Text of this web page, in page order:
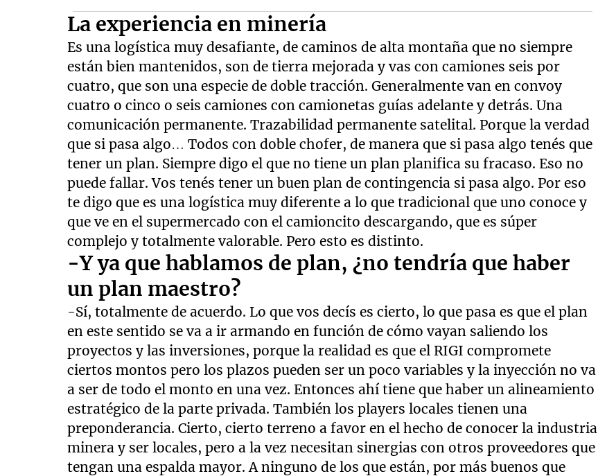
La experiencia en minería
Es una logística muy desafiante, de caminos de alta montaña que no siempre
están bien mantenidos, son de tierra mejorada y vas con camiones seis por
cuatro, que son una especie de doble tracción. Generalmente van en convoy
cuatro o cinco o seis camiones con camionetas guías adelante y detrás. Una
comunicación permanente. Trazabilidad permanente satelital. Porque la verdad
que si pasa algo… Todos con doble chofer, de manera que si pasa algo tenés que
tener un plan. Siempre digo el que no tiene un plan planifica su fracaso. Eso no
puede fallar. Vos tenés tener un buen plan de contingencia si pasa algo. Por eso
te digo que es una logística muy diferente a lo que tradicional que uno conoce y
que ve en el supermercado con el camioncito descargando, que es súper
complejo y totalmente valorable. Pero esto es distinto.
-Y ya que hablamos de plan, ¿no tendría que haber
un plan maestro?
-Sí, totalmente de acuerdo. Lo que vos decís es cierto, lo que pasa es que el plan
en este sentido se va a ir armando en función de cómo vayan saliendo los
proyectos y las inversiones, porque la realidad es que el RIGI compromete
ciertos montos pero los plazos pueden ser un poco variables y la inyección no va
a ser de todo el monto en una vez. Entonces ahí tiene que haber un alineamiento
estratégico de la parte privada. También los players locales tienen una
preponderancia. Cierto, cierto terreno a favor en el hecho de conocer la industria
minera y ser locales, pero a la vez necesitan sinergias con otros proveedores que
tengan una espalda mayor. A ninguno de los que están, por más buenos que